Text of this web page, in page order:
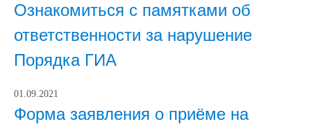
Ознакомиться с памятками об
ответственности за нарушение
Порядка ГИА
01.09.2021
Форма заявления о приёме на